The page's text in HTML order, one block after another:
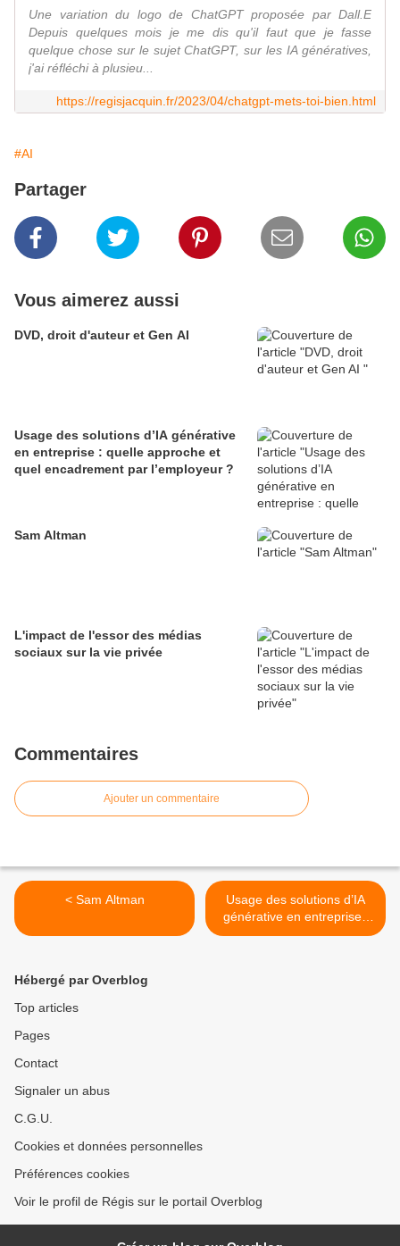
Une variation du logo de ChatGPT proposée par Dall.E
Depuis quelques mois je me dis qu'il faut que je fasse
quelque chose sur le sujet ChatGPT, sur les IA génératives,
j'ai réfléchi à plusieu...
https://regisjacquin.fr/2023/04/chatgpt-mets-toi-bien.html
#AI
Partager
Vous aimerez aussi
DVD, droit d'auteur et Gen AI
Usage des solutions d’IA générative
en entreprise : quelle approche et
quel encadrement par l’employeur ?
Sam Altman
L'impact de l'essor des médias
sociaux sur la vie privée
Commentaires
Ajouter un commentaire
< Sam Altman
Usage des solutions d’IA
générative en entreprise :
quelle approche et quel
Hébergé par Overblog
Top articles
Pages
Contact
Signaler un abus
C.G.U.
Cookies et données personnelles
Préférences cookies
Voir le profil de Régis sur le portail Overblog